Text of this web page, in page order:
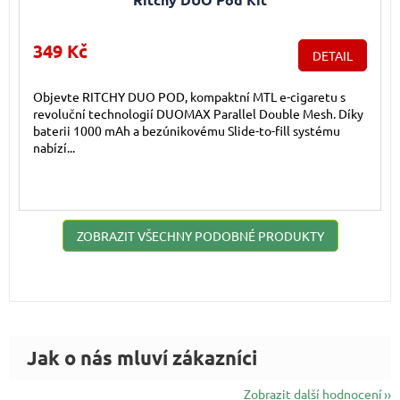
349 Kč DETAIL
Objevte RITCHY DUO POD, kompaktní MTL e-cigaretu s
revoluční technologií DUOMAX Parallel Double Mesh. Díky
baterii 1000 mAh a bezúnikovému Slide-to-fill systému
nabízí...
ZOBRAZIT VŠECHNY PODOBNÉ PRODUKTY
Zobrazit další hodnocení